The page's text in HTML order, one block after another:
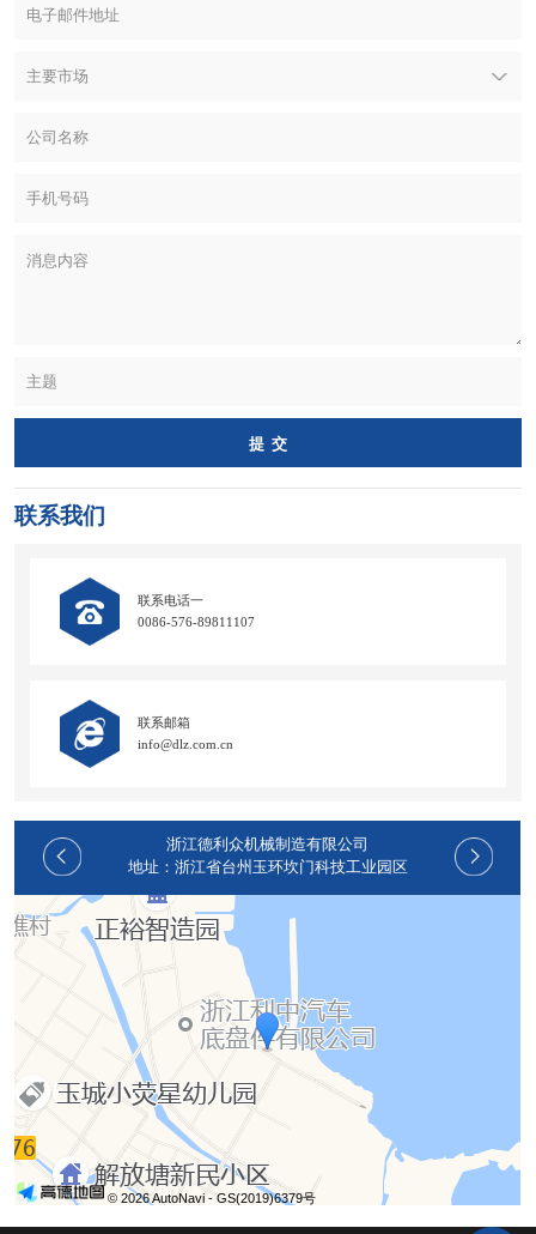
大洋洲
中东
南亚
东亚
联系我们
联系电话一
0086-576-89811107
联系邮箱
info@dlz.com.cn
浙江德利众机械制造有限公司
地址：浙江省台州玉环坎门科技工业园区
© 2026 AutoNavi- GS(2019)6379号